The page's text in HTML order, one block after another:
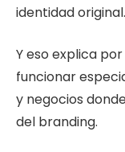
identidad original.
Y eso explica
funcionar
y negocios
del branding.